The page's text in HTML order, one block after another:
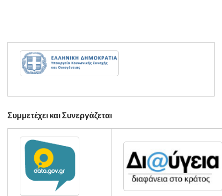
Συμμετέχει και Συνεργάζεται